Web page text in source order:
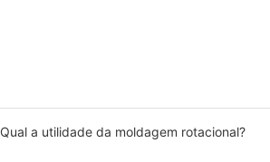
Qual a utilidade da moldagem rotacional?